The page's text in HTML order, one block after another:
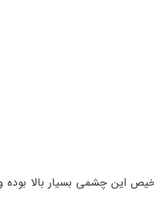
تشخیص این چشمی بسیار بالا